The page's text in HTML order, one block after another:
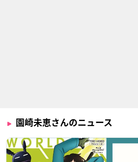
ーゴーン
ネイン・アウラー
漆原睦
園崎未恵さんのニュース